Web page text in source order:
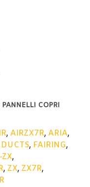
PANNELLI COPRI
, AIRZX7R, ARIA,
DUCTS, FAIRING,
ZX,
, ZX, ZX7R,